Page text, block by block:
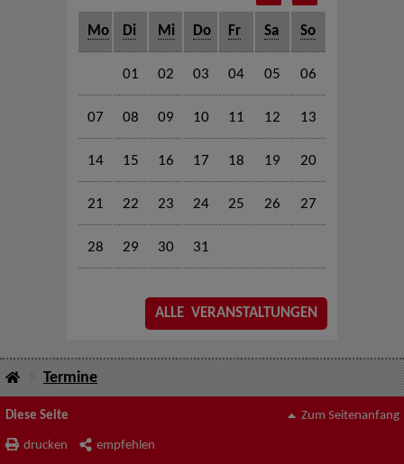
Mo Di Mi Do Fr Sa So
01 02 03 04 05 06
07 08 09 10 11 12 13
14 15 16 17 18 19 20
21 22 23 24 25 26 27
28 29 30 31
ALLE VERANSTALTUNGEN
Termine
Diese Seite
drucken empfehlen
Zum Seitenanfang